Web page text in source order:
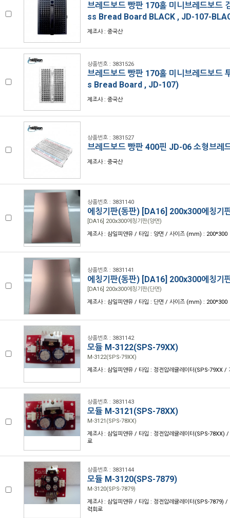
브레드보드 빵판 170홀 미니브레드보드
ss Bread Board BLACK , JD-107-
제조사 : 중국산
상품번호 : 3831526
브레드보드 빵판 170홀 미니브레드보드
s Bread Board , JD-107)
제조사 : 중국산
상품번호 : 3831527
브레드보드 빵판 400핀 JD-06 소형브레
제조사 : 중국산
상품번호 : 3831140
에칭기판(동판) [DA16] 200x300에칭기
[DA16] 200x300에칭기판(양면)
제조사 : 삼일피앤유 / 타입 : 양면 / 사이즈 (mm) : 200*300
상품번호 : 3831141
에칭기판(동판) [DA16] 200x300에칭기
[DA16] 200x300에칭기판(단면)
제조사 : 삼일피앤유 / 타입 : 단면 / 사이즈 (mm) : 200*300
상품번호 : 3831142
모듈 M-3122(SPS-79XX)
M-3122(SPS-79XX)
제조사 : 삼일피앤유 / 타입 : 정전압레귤레이터(SPS-79XX /
상품번호 : 3831143
모듈 M-3121(SPS-78XX)
M-3121(SPS-78XX)
제조사 : 삼일피앤유 / 타입 : 정전압레귤레이터(SPS-78XX)
로
상품번호 : 3831144
모듈 M-3120(SPS-7879)
M-3120(SPS-7879)
제조사 : 삼일피앤유 / 타입 : 정전압레귤레이터(SPS-7879)
력회로